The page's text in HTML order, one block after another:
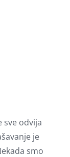
sve odvija
je
smo